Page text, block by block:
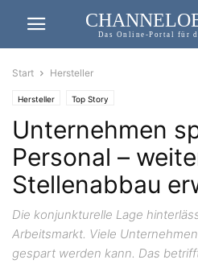
Das Online-Portal für
Start Hersteller
Hersteller Top Story
Unternehmen
Personal –
Stellenabbau
Die konjunkturelle Lage
Arbeitsmarkt. Viele
gespart werden kann. Das